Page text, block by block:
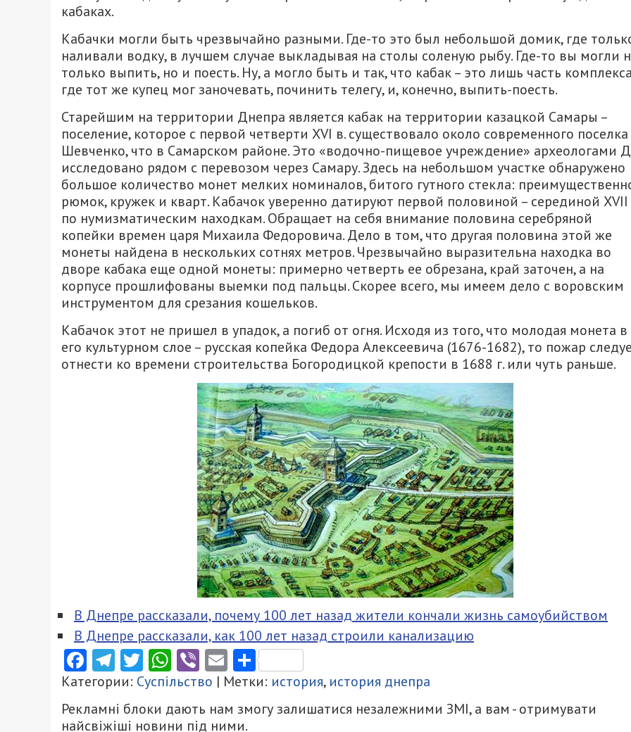
кабаках.
Кабачки могли быть чрезвычайно разными. Где-то это был небольшой домик, где
наливали водку, в лучшем случае выкладывая на столы соленую рыбу. Где-то вы могли
только выпить, но и поесть. Ну, а могло быть и так, что кабак – это лишь часть
где тот же купец мог заночевать, починить телегу, и, конечно, выпить-поесть.
Старейшим на территории Днепра является кабак на территории казацкой Самары –
поселение, которое с первой четверти XVI в. существовало около современного поселка
Шевченко, что в Самарском районе. Это «водочно-пищевое учреждение» археологами
исследовано рядом с перевозом через Самару. Здесь на небольшом участке обнаружено
большое количество монет мелких номиналов, битого гутного стекла:
рюмок, кружек и кварт. Кабачок уверенно датируют первой половиной – серединой XVII
по нумизматическим находкам. Обращает на себя внимание половина серебряной
копейки времен царя Михаила Федоровича. Дело в том, что другая половина этой же
монеты найдена в нескольких сотнях метров. Чрезвычайно выразительна находка во
дворе кабака еще одной монеты: примерно четверть ее обрезана, край заточен, а на
корпусе прошлифованы выемки под пальцы. Скорее всего, мы имеем дело с воровским
инструментом для срезания кошельков.
Кабачок этот не пришел в упадок, а погиб от огня. Исходя из того, что молодая монета в
его культурном слое – русская копейка Федора Алексеевича (1676-1682), то пожар
отнести ко времени строительства Богородицкой крепости в 1688 г. или чуть раньше.
В Днепре рассказали, почему 100 лет назад жители кончали жизнь самоубийством
В Днепре рассказали, как 100 лет назад строили канализацию
Facebook
Telegram
Twitter
WhatsApp
ViberEmailПоділитися
Категории: Суспільство | Метки: история, история днепра
Рекламні блоки дають нам змогу залишатися незалежними ЗМІ, а вам - отримувати
найсвіжіші новини під ними.